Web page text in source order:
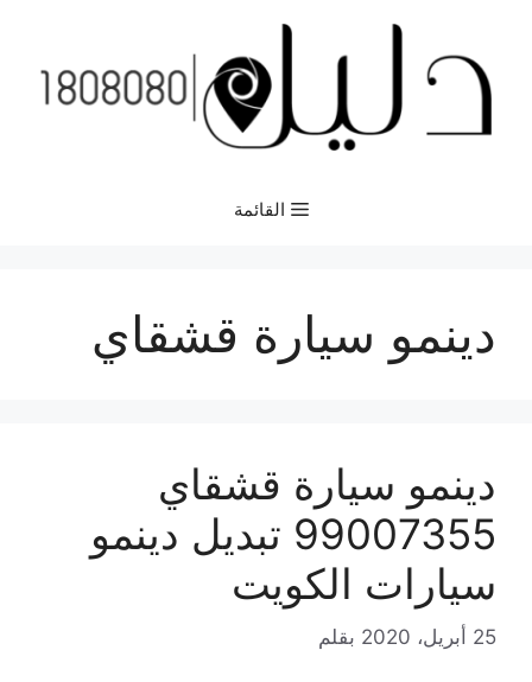
المحتوى
القائمة
دينمو سيارة قشقاي
دينمو سيارة قشقاي
99007355 تبديل دينمو
سيارات الكويت
25 أبريل، 2020 بقلم